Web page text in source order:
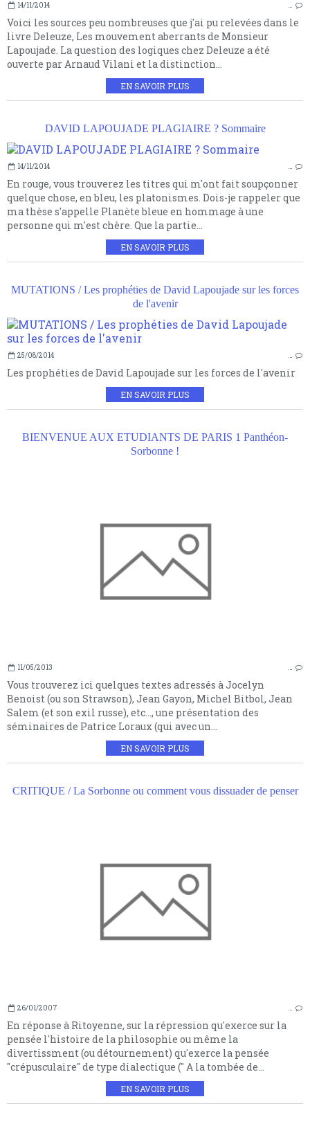
14/11/2014 …
Voici les sources peu nombreuses que j'ai pu relevées dans le
livre Deleuze, Les mouvement aberrants de Monsieur
Lapoujade. La question des logiques chez Deleuze a été
ouverte par Arnaud Vilani et la distinction...
EN SAVOIR PLUS
DAVID LAPOUJADE PLAGIAIRE ? Sommaire
14/11/2014 …
En rouge, vous trouverez les titres qui m'ont fait soupçonner
quelque chose, en bleu, les platonismes. Dois-je rappeler que
ma thèse s'appelle Planète bleue en hommage à une
personne qui m'est chère. Que la partie...
EN SAVOIR PLUS
MUTATIONS / Les prophéties de David Lapoujade sur les forces
de l'avenir
25/08/2014 …
Les prophéties de David Lapoujade sur les forces de l'avenir
EN SAVOIR PLUS
BIENVENUE AUX ETUDIANTS DE PARIS 1 Panthéon-
Sorbonne !
11/05/2013 …
Vous trouverez ici quelques textes adressés à Jocelyn
Benoist (ou son Strawson), Jean Gayon, Michel Bitbol, Jean
Salem (et son exil russe), etc..., une présentation des
séminaires de Patrice Loraux (qui avec un...
EN SAVOIR PLUS
CRITIQUE / La Sorbonne ou comment vous dissuader de penser
26/01/2007 …
En réponse à Ritoyenne, sur la répression qu'exerce sur la
pensée l'histoire de la philosophie ou même la
divertissment (ou détournement) qu'exerce la pensée
"crépusculaire" de type dialectique (" A la tombée de...
EN SAVOIR PLUS